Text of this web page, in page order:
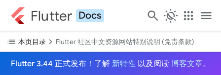
Flutter Docs search routine apps menu
list 本页目录 chevron_right Flutter 社区中文资源网站特别说明 (免责条款)
Flutter 3.44 正式发布！了解 新特性 以及阅读 博客文章。